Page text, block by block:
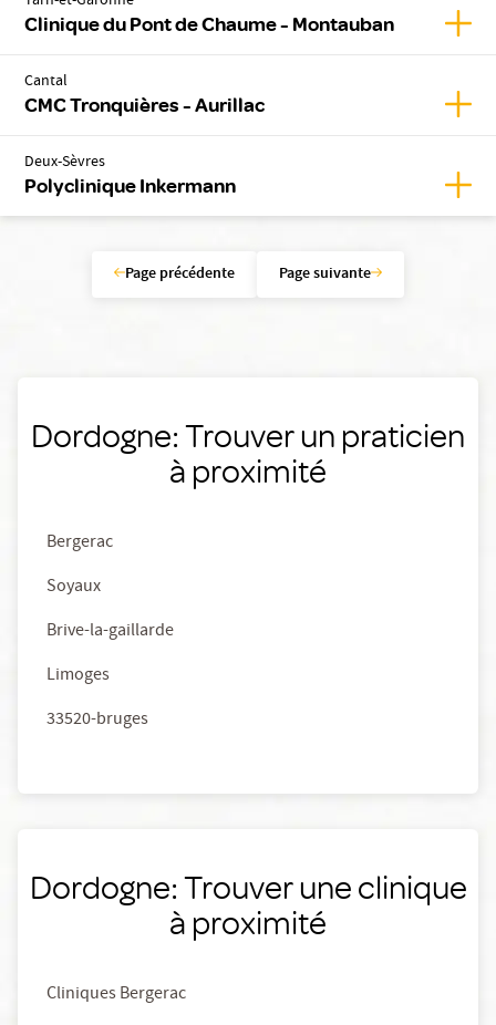
Clinique du Pont de Chaume - Montauban
Cantal
CMC Tronquières - Aurillac
Deux-Sèvres
Polyclinique Inkermann
Page précédente Page suivante
Dordogne: Trouver un praticien
à proximité
Bergerac
Soyaux
Brive-la-gaillarde
Limoges
33520-bruges
Dordogne: Trouver une clinique
à proximité
Cliniques Bergerac